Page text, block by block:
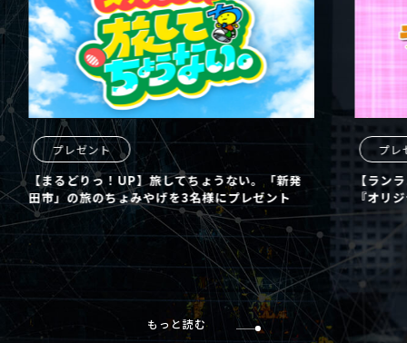
ント
りっ！UP】旅してちょうない。「新発
旅のちょみやげを3名様にプレゼント
プレゼント
【ランランUX】東
『オリジナルＴシャ
もっと読む